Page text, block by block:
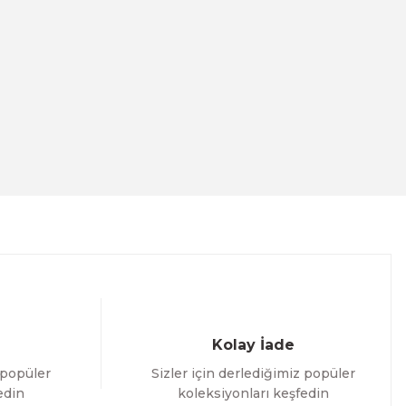
Kolay İade
Sizler için derlediğimiz popüler
koleksiyonları keşfedin